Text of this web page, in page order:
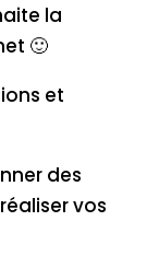
la
🙂
et
des
vos